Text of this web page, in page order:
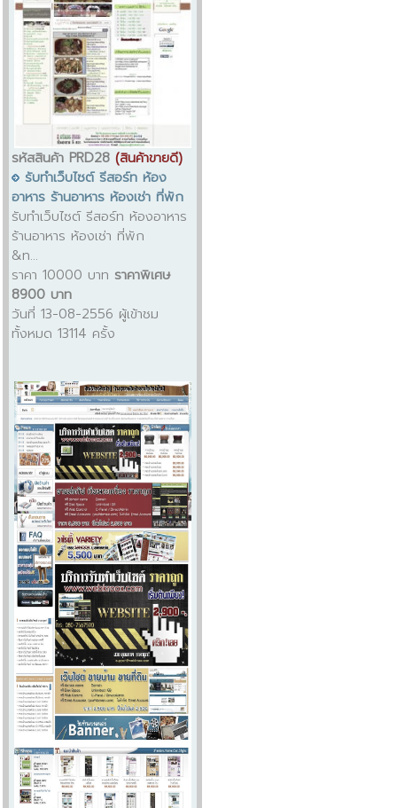
รหัสสินค้า PRD28 (สินค้าขายดี)
รับทำเว็บไซต์ รีสอร์ท ห้อง
อาหาร ร้านอาหาร ห้องเช่า ที่พัก
รับทำเว็บไซต์ รีสอร์ท ห้องอาหาร
ร้านอาหาร ห้องเช่า ที่พัก
&n...
ราคา 10000 บาท ราคาพิเศษ
8900 บาท
วันที่ 13-08-2556 ผู้เข้าชม
ทั้งหมด 13114 ครั้ง